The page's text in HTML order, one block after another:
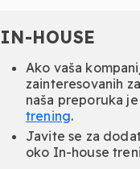
IN-HOUSE
Ako vaša
zainteresovanih
naša preporuka je
trening.
Javite se za
oko In-house